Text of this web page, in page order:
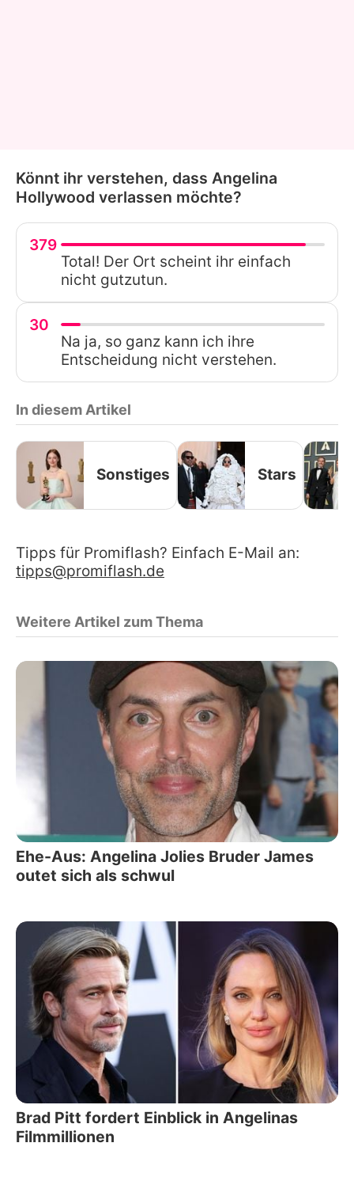
Könnt ihr verstehen, dass Angelina
Hollywood verlassen möchte?
379
Total! Der Ort scheint ihr einfach
nicht gutzutun.
30
Na ja, so ganz kann ich ihre
Entscheidung nicht verstehen.
In diesem Artikel
Sonstiges Stars
Tipps für Promiflash? Einfach E-Mail an:
tipps@promiflash.de
Weitere Artikel zum Thema
Ehe-Aus: Angelina Jolies Bruder James
outet sich als schwul
Brad Pitt fordert Einblick in Angelinas
Filmmillionen